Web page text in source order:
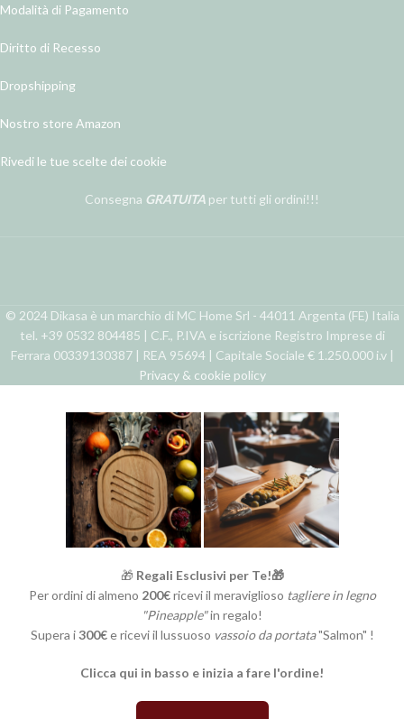
Modalità di Pagamento
Diritto di Recesso
Dropshipping
Nostro store Amazon
Rivedi le tue scelte dei cookie
Consegna GRATUITA per tutti gli ordini!!!
© 2024 Dikasa è un marchio di MC Home Srl - 44011 Argenta (FE) Italia
tel. +39 0532 804485 | C.F., P.IVA e iscrizione Registro Imprese di
Ferrara 00339130387 | REA 95694 | Capitale Sociale € 1.250.000 i.v |
Privacy & cookie policy
🎁 Regali Esclusivi per Te!🎁
Per ordini di almeno 200€ricevi il meraviglioso tagliere in legno
"Pineapple"in regalo!
Supera i300€e ricevi il lussuoso vassoio da portata"Salmon" !
Clicca qui in basso e inizia a fare l'ordine!